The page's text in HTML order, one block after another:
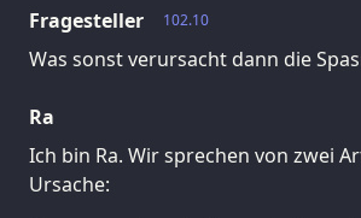
102.10
Fragesteller
Was sonst verursacht dann die
Ra
Ich bin Ra. Wir sprechen von zwei
Ursache: